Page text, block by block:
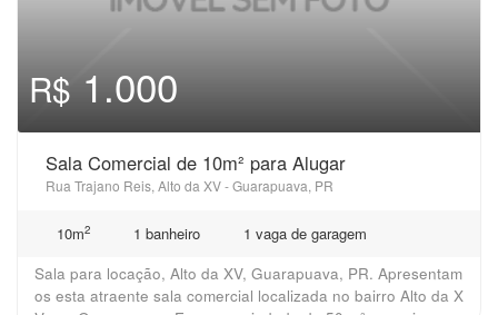
R$1.000
Sala Comercial de 10m² para Alugar
Rua Trajano Reis, Alto da XV - Guarapuava, PR
10m2 1 banheiro
1 vaga de garagem
Sala para locação, Alto da XV, Guarapuava, PR. Apresentam
os esta atraente sala comercial localizada no bairro Alto da X